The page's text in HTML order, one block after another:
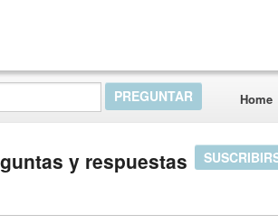
Home
y respuestas